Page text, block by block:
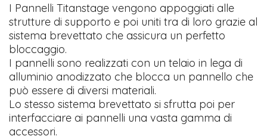
I Pannelli Titanstage vengono appoggiati alle
strutture di supporto e poi uniti tra di loro grazie al
sistema brevettato che assicura un perfetto
bloccaggio.
I pannelli sono realizzati con un telaio in lega di
alluminio anodizzato che blocca un pannello che
può essere di diversi materiali.
Lo stesso sistema brevettato si sfrutta poi per
interfacciare ai pannelli una vasta gamma di
accessori.